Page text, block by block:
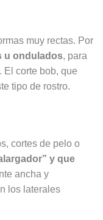
muy rectas. Por
u ondulados, para
El corte bob, que
tipo de rostro.
cortes de pelo o
y que
ancha y
los laterales